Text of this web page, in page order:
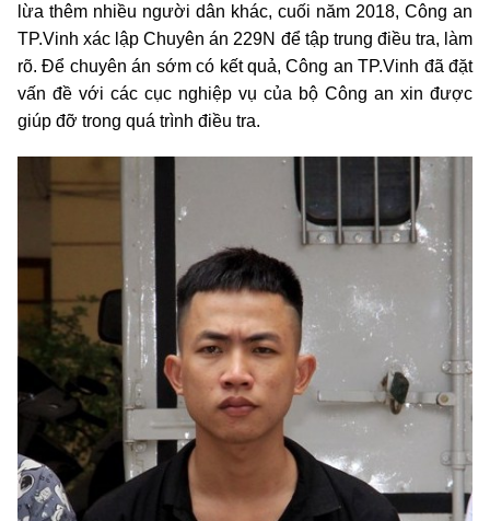
lừa thêm nhiều người dân khác, cuối năm 2018, Công an
TP.Vinh xác lập Chuyên án 229N để tập trung điều tra, làm
rõ. Để chuyên án sớm có kết quả, Công an TP.Vinh đã đặt
vấn đề với các cục nghiệp vụ của bộ Công an xin được
giúp đỡ trong quá trình điều tra.